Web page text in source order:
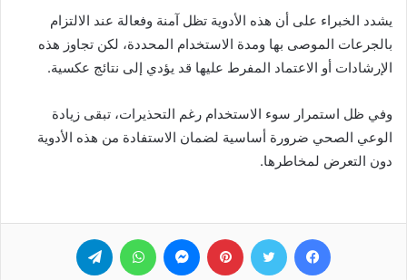
يشدد الخبراء على أن هذه الأدوية تظل آمنة وفعالة عند الالتزام
بالجرعات الموصى بها ومدة الاستخدام المحددة، لكن تجاوز هذه
الإرشادات أو الاعتماد المفرط عليها قد يؤدي إلى نتائج عكسية.
وفي ظل استمرار سوء الاستخدام رغم التحذيرات، تبقى زيادة
الوعي الصحي ضرورة أساسية لضمان الاستفادة من هذه الأدوية
دون التعرض لمخاطرها.
فيسبوك تويتر بينتيريست ماسنجر واتساب